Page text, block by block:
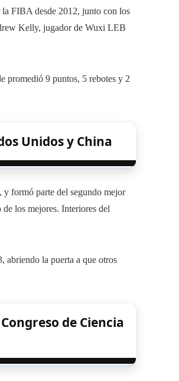
FIBA ​​​​desde 2012, junto con los
Kelly, jugador de Wuxi LEB
promedió 9 puntos, 5 rebotes y 2
Unidos y China
formó parte del segundo mejor
los mejores. Interiores del
abriendo la puerta a que otros
de Ciencia